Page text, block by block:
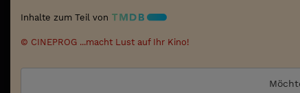
Inhalte zum Teil von
© CINEPROG ...macht Lust auf Ihr Kino!